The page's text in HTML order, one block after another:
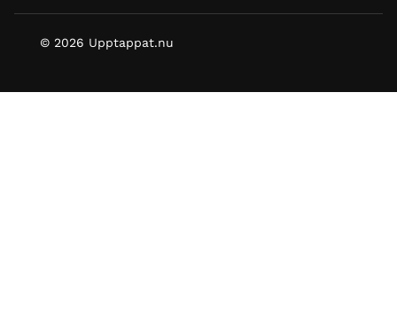
© 2026 Upptappat.nu